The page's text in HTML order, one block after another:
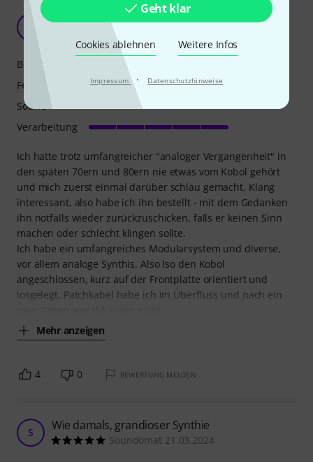
Geht klar
Cookies ablehnen Weitere Infos
Impressum · Datenschutzhinweise
Bezahlbare, analoge Spielwiese
MoogMuse 31.01.2025
Ich hatte trotz umfangreicher "analoger Vergangenheit" in
den späten 70ern und 80ern nie etwas vom Kobol gehört
und mich zuerst einmal darüber schlau gemacht. Klang
interessant, also habe ich ihn bestellt - mit dem Gedanken
ihn notfalls wieder zurückzuschicken, falls er keinen Sinn
machen oder schlecht klingen sollte.
Ich habe ein umfangreiches Modularsystem und diverse,
vor allem analoge Synthis. Also lso den Kobol
angeschlossen, kurz auf der Frontplatte orientiert und
losgelegt. Patchkabel habe ich im Überfluss und nach ein
Mehr anzeigen
Bedienung
Features
Sound
Verarbeitung
4 0 BEWERTUNG MELDEN
S Wie damals, grandioser Synthie
Soundomat 21.03.2024